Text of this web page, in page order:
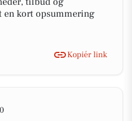
en kort opsummering
Kopiér link